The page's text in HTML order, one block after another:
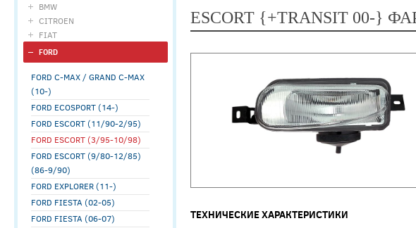
BMW
CITROEN
FIAT
FORD
FORD C-MAX / GRAND C-MAX
(10-)
FORD ECOSPORT (14-)
FORD ESCORT (11/90-2/95)
FORD ESCORT (3/95-10/98)
FORD ESCORT (9/80-12/85)
(86-9/90)
FORD EXPLORER (11-)
FORD FIESTA (02-05)
FORD FIESTA (06-07)
ESCORT {+TRANSIT 00-}
ТЕХНИЧЕСКИЕ ХАРАКТЕРИСТИКИ